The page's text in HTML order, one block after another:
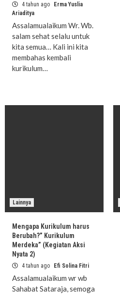
4 tahun ago
Erma Yuslia
Ariaditya
Assalamualaikum Wr. Wb.
salam sehat selalu untuk
kita semua… Kali ini kita
membahas kembali
kurikulum…
Lainnya
Mengapa Kurikulum harus
Berubah?” Kurikulum
Merdeka” (Kegiatan Aksi
Nyata 2)
4 tahun ago Efi Solina Fitri
Assalamualaikum wr wb
Sahabat Sataraja, semoga